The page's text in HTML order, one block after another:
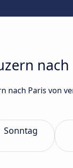
nach
nach Paris von
Sonntag